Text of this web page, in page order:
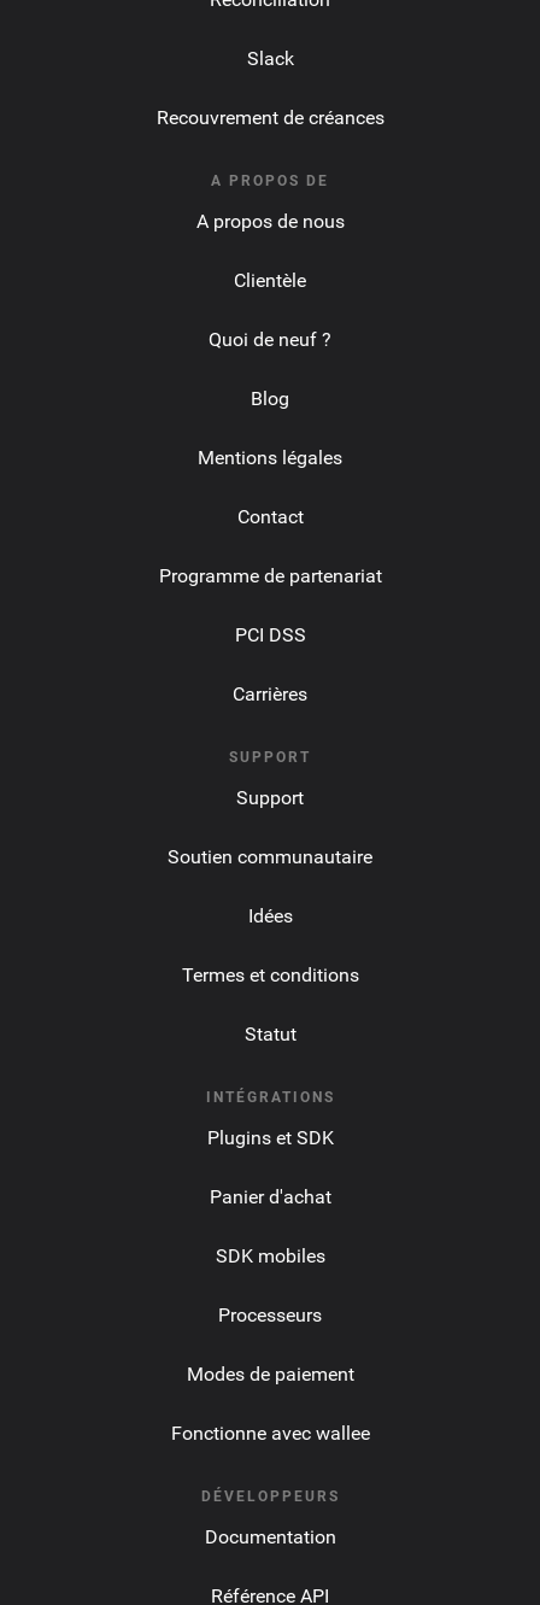
Slack
Recouvrement de créances
A PROPOS DE
A propos de nous
Clientèle
Quoi de neuf ?
Blog
Mentions légales
Contact
Programme de partenariat
PCI DSS
Carrières
SUPPORT
Support
Soutien communautaire
Idées
Termes et conditions
Statut
INTÉGRATIONS
Plugins et SDK
Panier d'achat
SDK mobiles
Processeurs
Modes de paiement
Fonctionne avec wallee
DÉVELOPPEURS
Documentation
Référence API